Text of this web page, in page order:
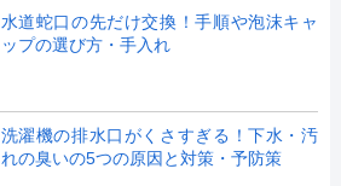
水道蛇口の先だけ交換！手順や泡沫キャ
ップの選び方・手入れ
洗濯機の排水口がくさすぎる！下水・汚
れの臭いの5つの原因と対策・予防策